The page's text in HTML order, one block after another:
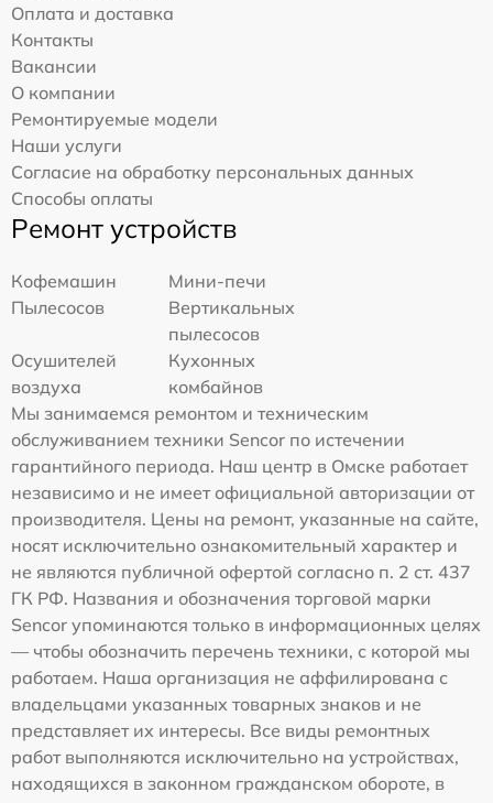
Оплата и доставка
Контакты
Вакансии
О компании
Ремонтируемые модели
Наши услуги
Согласие на обработку персональных данных
Способы оплаты
Ремонт устройств
Кофемашин
Мини-печи
Пылесосов
Вертикальных
пылесосов
Осушителей
воздуха
Кухонных
комбайнов
Мы занимаемся ремонтом и техническим
обслуживанием техники Sencor по истечении
гарантийного периода. Наш центр в Омске работает
независимо и не имеет официальной авторизации от
производителя. Цены на ремонт, указанные на сайте,
носят исключительно ознакомительный характер и
не являются публичной офертой согласно п. 2 ст. 437
ГК РФ. Названия и обозначения торговой марки
Sencor упоминаются только в информационных целях
— чтобы обозначить перечень техники, с которой мы
работаем. Наша организация не аффилирована с
владельцами указанных товарных знаков и не
представляет их интересы. Все виды ремонтных
работ выполняются исключительно на устройствах,
находящихся в законном гражданском обороте, в